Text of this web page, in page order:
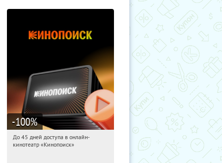
-100%
06:35:01 Получили:
До 45 дней доступа в онлайн-
кинотеатр «Кинопоиск»